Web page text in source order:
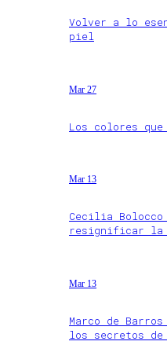
Volver a lo
piel
Mar 27
Los colores que
Mar 13
Cecilia Bolocco
resignificar la
Mar 13
Marco de
los secretos